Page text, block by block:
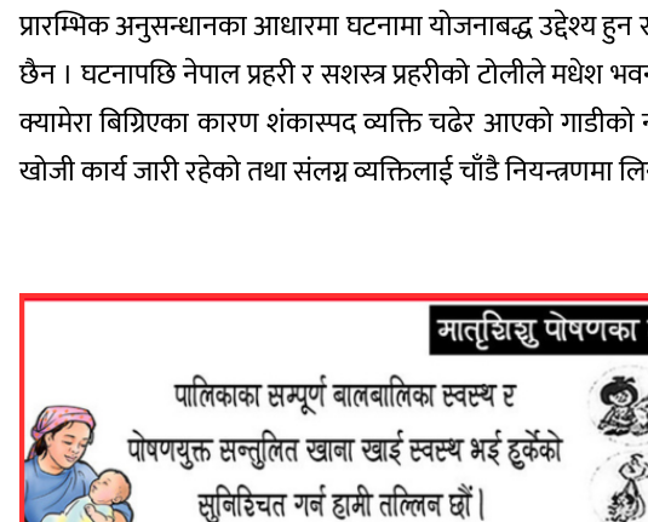
प्रारम्भिक अनुसन्धानका आधारमा घटनामा योजनाबद्ध
छैन । घटनापछि नेपाल प्रहरी र सशस्त्र प्रहरीको टोलीले मधेश
क्यामेरा बिग्रिएका कारण शंकास्पद व्यक्ति चढेर आएको
खोजी कार्य जारी रहेको तथा संलग्न व्यक्तिलाई चाँडै नियन्त्रणमा